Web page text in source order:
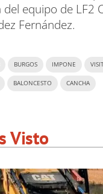
equipo de LF2
Fernández.
BURGOS IMPONE
BALONCESTO CANCHA
Visto